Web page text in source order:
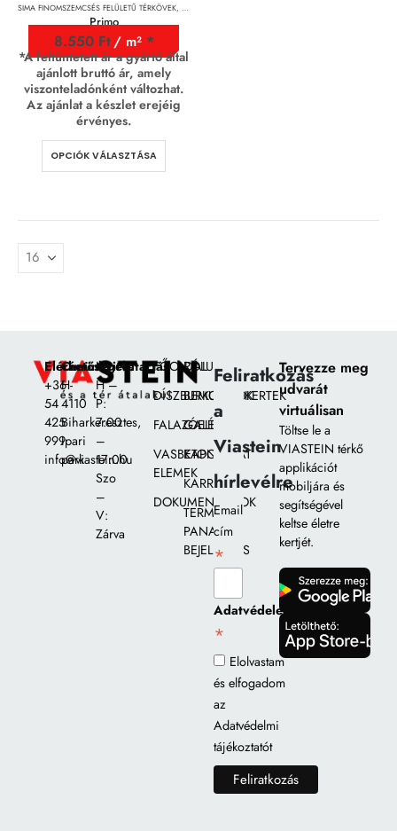
SIMA FINOMSZEMCSÉS FELÜLETŰ TÉRKÖVEK, TÉRKÖVEK, TÉRKŐRENDSZEREK ÉS LAPOK
Primo
8.550 Ft / m²
*A feltüntetett ár a gyártó által
ajánlott bruttó ár, amely
viszonteladónként változhat.
Az ajánlat a készlet erejéig
érvényes.
OPCIÓK VÁLASZTÁSA
Elérhetőségek:
+36
54
425
999
info@viastein.hu
Címünk:
H-
4110
Biharkeresztes,
Ipari
park
Nyitvatartás
H –
P:
7:00
–
17:00
Szo
–
V:
Zárva
FŐOLDAL
DÍSZBURKOLATOK
FALAZÓELEMEK
VASBETON
ELEMEK
DOKUMENTUMOK
RÓLUNK
BEMUTATÓKERTEK
GALÉRIA
KAPCSOLAT
KARRIER
TERMÉK
PANASZ
BEJELENTÉS
Feliratkozás
a
Viastein
hírlevélre
Email
cím
*
Adatvédelem
*
Elolvastam
és elfogadom
az
Adatvédelmi
tájékoztatót
Tervezze meg
udvarát
virtuálisan
Töltse le a
VIASTEIN térkő
applikációt
mobiljára és
segítségével
keltse életre
kertjét.
gomb